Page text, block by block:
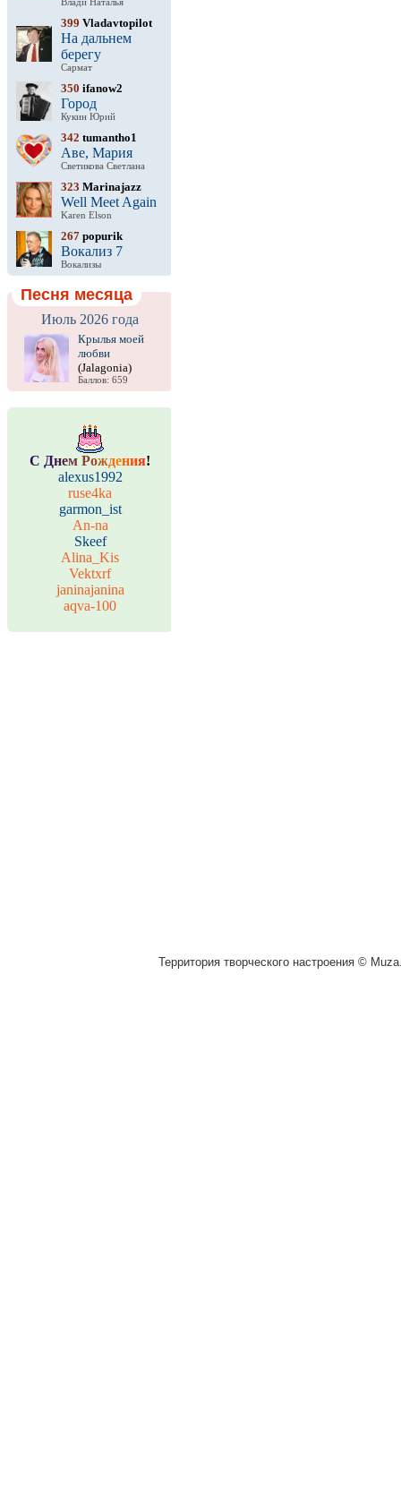
Влади Наталья
399 Vladavtopilot
На дальнем
берегу
Сармат
350 ifanow2
Город
Кукин Юрий
342 tumantho1
Аве, Мария
Светикова Светлана
323 Marinajazz
Well Meet Again
Karen Elson
267 popurik
Вокализ 7
Вокализы
Песня месяца
Июль 2026 года
Крылья моей
любви
(Jalagonia)
Баллов: 659
С Днем Рождения!
alexus1992
ruse4ka
garmon_ist
An-na
Skeef
Alina_Kis
Vektxrf
janinajanina
aqva-100
Территория творческого настроения ©